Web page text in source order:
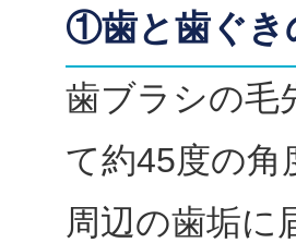
①歯と歯ぐき
歯ブラシの毛
て約45度の角
周辺の歯垢に